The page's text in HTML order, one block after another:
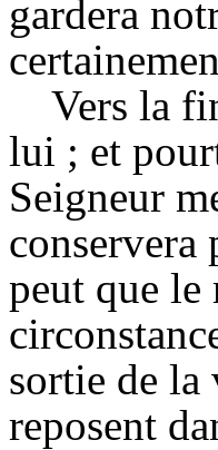
gardera
Vers la
lui ; et
Seigneur
conservera
peut que le
sortie de la
reposent